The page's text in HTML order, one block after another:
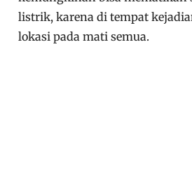
listrik, karena di tempat
lokasi pada mati semua.